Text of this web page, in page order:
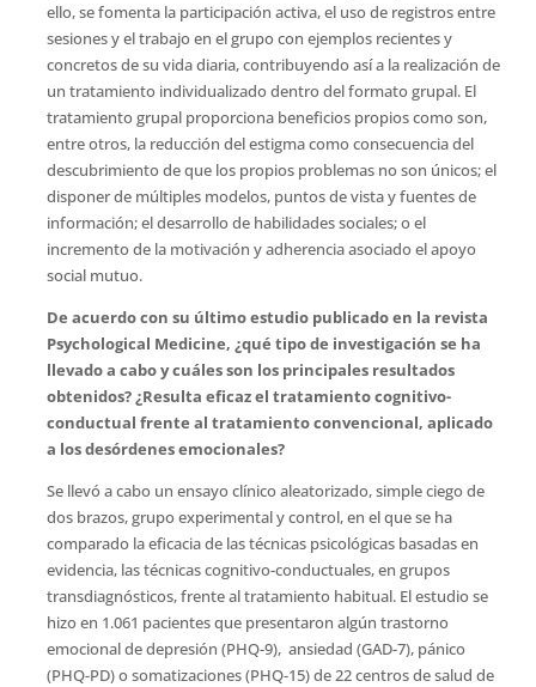
ello, se fomenta la participación activa, el uso de registros entre
sesiones y el trabajo en el grupo con ejemplos recientes y
concretos de su vida diaria, contribuyendo así a la realización de
un tratamiento individualizado dentro del formato grupal. El
tratamiento grupal proporciona beneficios propios como son,
entre otros, la reducción del estigma como consecuencia del
descubrimiento de que los propios problemas no son únicos; el
disponer de múltiples modelos, puntos de vista y fuentes de
información; el desarrollo de habilidades sociales; o el
incremento de la motivación y adherencia asociado el apoyo
social mutuo.
De acuerdo con su último estudio publicado en la revista
Psychological Medicine, ¿qué tipo de investigación se ha
llevado a cabo y cuáles son los principales resultados
obtenidos? ¿Resulta eficaz el tratamiento cognitivo-
conductual frente al tratamiento convencional, aplicado
a los desórdenes emocionales?
Se llevó a cabo un ensayo clínico aleatorizado, simple ciego de
dos brazos, grupo experimental y control, en el que se ha
comparado la eficacia de las técnicas psicológicas basadas en
evidencia, las técnicas cognitivo-conductuales, en grupos
transdiagnósticos, frente al tratamiento habitual. El estudio se
hizo en 1.061 pacientes que presentaron algún trastorno
emocional de depresión (PHQ-9), ansiedad (GAD-7), pánico
(PHQ-PD) o somatizaciones (PHQ-15) de 22 centros de salud de